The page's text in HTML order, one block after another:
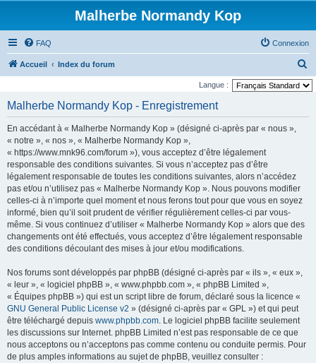
Malherbe Normandy Kop
FAQ Connexion
Accueil Index du forum
e
Langue :
Malherbe Normandy Kop - Enregistrement
En accédant à « Malherbe Normandy Kop » (désigné ci-après par « nous »,
« notre », « nos », « Malherbe Normandy Kop »,
« https://www.mnk96.com/forum »), vous acceptez d’être légalement
responsable des conditions suivantes. Si vous n’acceptez pas d’être
légalement responsable de toutes les conditions suivantes, alors n’accédez
pas et/ou n’utilisez pas « Malherbe Normandy Kop ». Nous pouvons modifier
celles-ci à n’importe quel moment et nous ferons tout pour que vous en soyez
informé, bien qu’il soit prudent de vérifier régulièrement celles-ci par vous-
même. Si vous continuez d’utiliser « Malherbe Normandy Kop » alors que des
changements ont été effectués, vous acceptez d’être légalement responsable
des conditions découlant des mises à jour et/ou modifications.
Nos forums sont développés par phpBB (désigné ci-après par « ils », « eux »,
« leur », « logiciel phpBB », « www.phpbb.com », « phpBB Limited »,
« Équipes phpBB ») qui est un script libre de forum, déclaré sous la licence «
GNU General Public License v2 » (désigné ci-après par « GPL ») et qui peut
être téléchargé depuis www.phpbb.com. Le logiciel phpBB facilite seulement
les discussions sur Internet. phpBB Limited n’est pas responsable de ce que
nous acceptons ou n’acceptons pas comme contenu ou conduite permis. Pour
de plus amples informations au sujet de phpBB, veuillez consulter :